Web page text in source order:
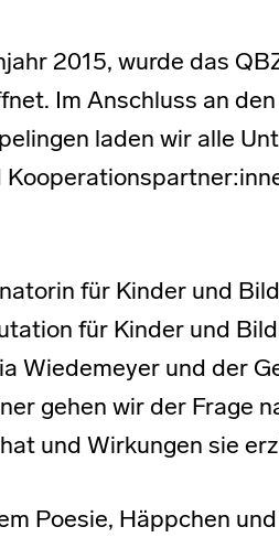
2015, wurde das
Im Anschluss an
laden wir alle
für Kinder und
für Kinder und
Wiedemeyer und der
gehen wir der Frage
und Wirkungen sie
Poesie, Häppchen